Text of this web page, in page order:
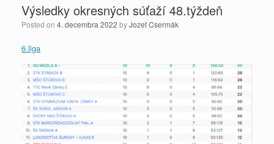
Výsledky okresných súťaží 48.týždeň
Posted on 4. decembra 2022 byJozef Csermák
6.liga